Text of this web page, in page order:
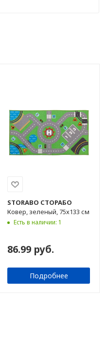
STORABO СТОРАБО
Ковер, зеленый, 75х133 см
Есть в наличии: 1
86.99 руб.
Подробнее